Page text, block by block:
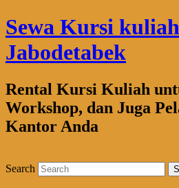
Sewa Kursi
Jabodetabek
Rental Kursi Kuliah
Workshop, dan Juga
Kantor Anda
Search